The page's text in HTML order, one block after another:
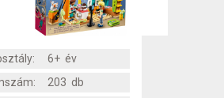
6+ év
203 db